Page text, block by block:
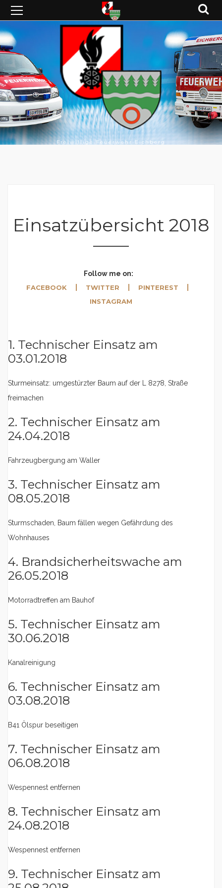
Freiwillige Feuerwehr Eichberg
Einsatzübersicht 2018
Follow me on:
FACEBOOK
TWITTER
PINTEREST
INSTAGRAM
1. Technischer Einsatz am
03.01.2018
Sturmeinsatz: umgestürzter Baum auf der L 8278, Straße
freimachen
2. Technischer Einsatz am
24.04.2018
Fahrzeugbergung am Waller
3. Technischer Einsatz am
08.05.2018
Sturmschaden, Baum fällen wegen Gefährdung des
Wohnhauses
4. Brandsicherheitswache am
26.05.2018
Motorradtreffen am Bauhof
5. Technischer Einsatz am
30.06.2018
Kanalreinigung
6. Technischer Einsatz am
03.08.2018
B41 Ölspur beseitigen
7. Technischer Einsatz am
06.08.2018
Wespennest entfernen
8. Technischer Einsatz am
24.08.2018
Wespennest entfernen
9. Technischer Einsatz am